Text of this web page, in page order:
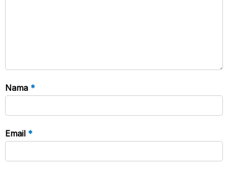
Nama *
Email *